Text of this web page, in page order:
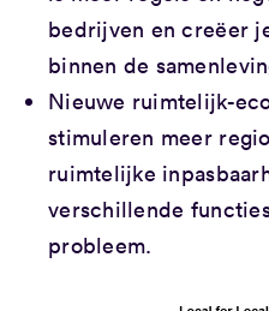
bedrijven en creëer
binnen de
Nieuwe ruimtelijk-
stimuleren meer
ruimtelijke
verschillende
probleem.